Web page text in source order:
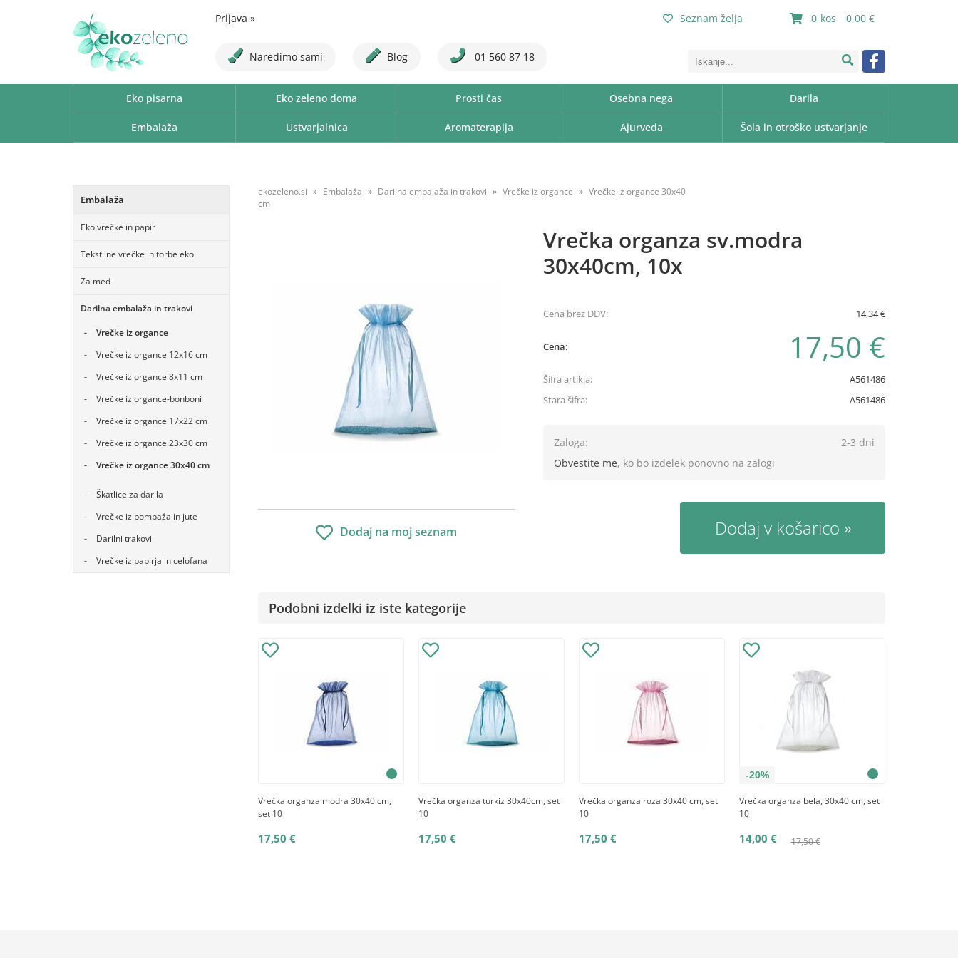
0 0,00
Prijava » Seznam želja
Naredimo sami Blog 01 560 87 18
Eko pisarna Eko zeleno doma Prosti čas Osebna nega Darila
Embalaža Ustvarjalnica Aromaterapija Ajurveda Šola in otroško ustvarjanje
Embalaža
Eko vrečke in papir
Tekstilne vrečke in torbe eko
Za med
Darilna embalaža in trakovi
Vrečke iz organce
Vrečke iz organce 12x16 cm
Vrečke iz organce 8x11 cm
Vrečke iz organce-bonboni
Vrečke iz organce 17x22 cm
Vrečke iz organce 23x30 cm
Vrečke iz organce 30x40 cm
Škatlice za darila
Vrečke iz bombaža in jute
Darilni trakovi
Vrečke iz papirja in celofana
ekozeleno.si Embalaža Darilna embalaža in trakovi Vrečke iz organce
Vrečke iz organce 30x40
cm
Vrečka organza sv.modra
30x40cm, 10x
Dodaj na moj seznam
Cena brez DDV: 14,34 €
Cena: 17,50 €
Šifra artikla:
A561486
Stara šifra:
A561486
Zaloga:
2-3 dni
Obvestite me, ko bo izdelek ponovno na zalogi
Dodaj v košarico
Podobni izdelki iz iste kategorije
Vrečka organza modra 30x40 cm,
set 10
17,50 €
Vrečka organza turkiz 30x40cm, set
10
17,50 €
Vrečka organza roza 30x40 cm, set
10
17,50 €
-20%
Vrečka organza bela, 30x40 cm, set
10
17,50 €
14,00 €